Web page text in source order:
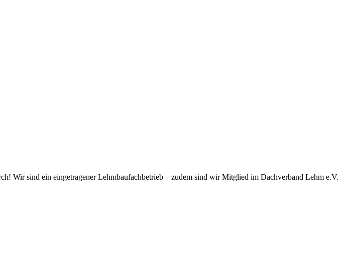
Wir sind ein eingetragener Lehmbaufachbetrieb – zudem sind wir Mitglied im Dachverband Lehm e.V.